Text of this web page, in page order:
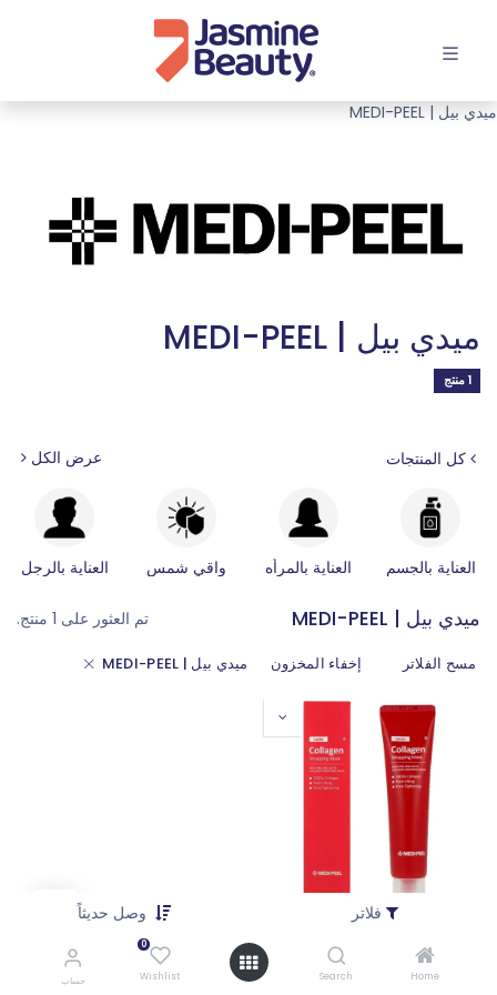
فلاتر وصل حديثاً
Home
Search
0
Wishlist حساب
ميدي بيل | MEDI-PEEL
ميدي بيل | MEDI-PEEL
1 منتج
كل المنتجات عرض الكل
العناية بالجسم العناية بالمرأه واقي شمس العناية بالرجل
ميدي بيل | MEDI-PEEL تم العثور على 1 منتج.
مسح الفلاتر إخفاء المخزون ميدي بيل | MEDI-PEEL
تسجيل الدخول
تسجيل جديد
لرؤية السعر